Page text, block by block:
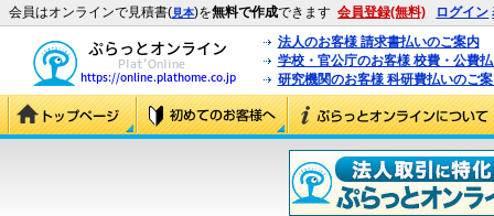
会員はオンラインで見積書(見本)を無料で作成できます 会員登録(無料) ログイン
法人のお客様 請求書払いのご案内
学校・官公庁のお客様 校費・公費
研究機関のお客様 科研費払いのご